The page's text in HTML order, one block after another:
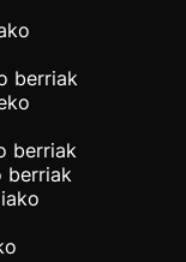
berriak
berriak
berriak